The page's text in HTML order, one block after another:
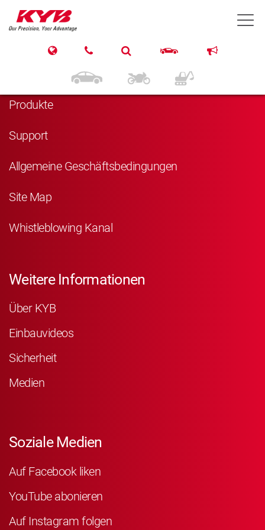
Navigation
Produkte
Support
Allgemeine Geschäftsbedingungen
Site Map
Whistleblowing Kanal
Weitere Informationen
Über KYB
Einbauvideos
Sicherheit
Medien
Soziale Medien
Auf Facebook liken
YouTube abonieren
Auf Instagram folgen